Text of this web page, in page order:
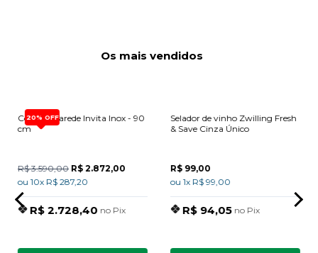
Os mais vendidos
20% OFF
Coifa de Parede Invita Inox - 90
cm
R$ 3.590,00 R$ 2.872,00
ou 10x R$ 287,20
R$ 2.728,40 no Pix
Selador de vinho Zwilling Fresh
& Save Cinza Único
R$ 99,00
ou 1x R$ 99,00
R$ 94,05 no Pix